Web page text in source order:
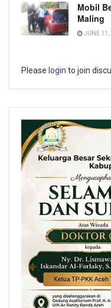
Mobil
Maling
JUNE 11,
Please login to join